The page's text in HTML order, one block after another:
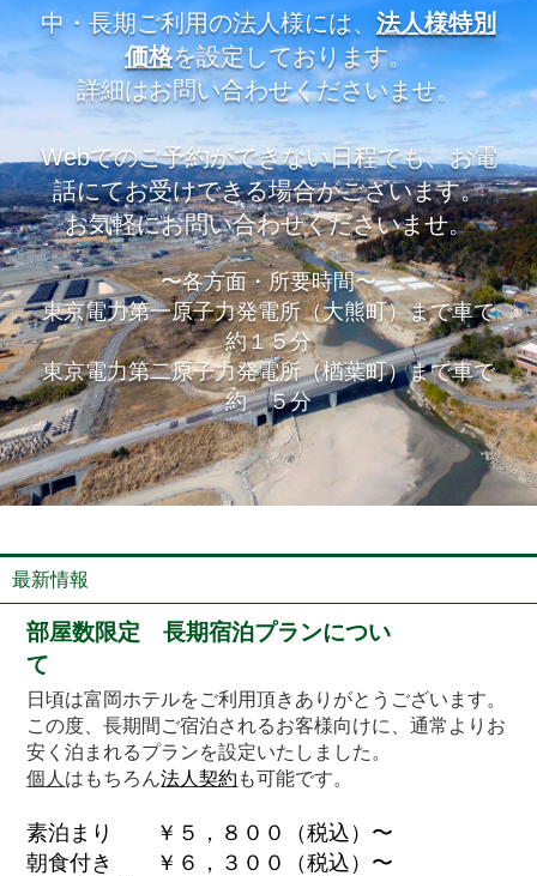
中・長期ご利用の法人様には、 法人様特別
価格を設定しております。
詳細はお問い合わせくださいませ。
Webでのご予約ができない日程でも、お電
話にてお受けできる場合がございます。
お気軽にお問い合わせくださいませ。
〜各方面・所要時間〜
東京電力第一原子力発電所（大熊町）まで車で
約１５分
東京電力第二原子力発電所（楢葉町）まで車で
約 ５分
最新情報
部屋数限定 長期宿泊プランについ
て
日頃は富岡ホテルをご利用頂きありがとうございます。
この度、長期間ご宿泊されるお客様向けに、通常よりお
安く泊まれるプランを設定いたしました。
個人 はもちろん法人契約 も可能です。
素泊まり ￥５，８００（税込）〜
朝食付き ￥６，３００（税込）〜